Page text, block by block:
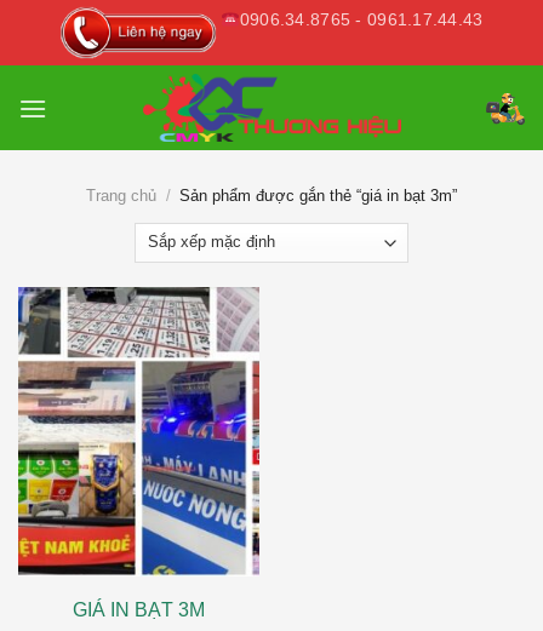
0906.34.8765 - 0961.17.44.43
Trang chủ / Sản phẩm được gắn thẻ “giá in bạt 3m”
GIÁ IN BẠT 3M